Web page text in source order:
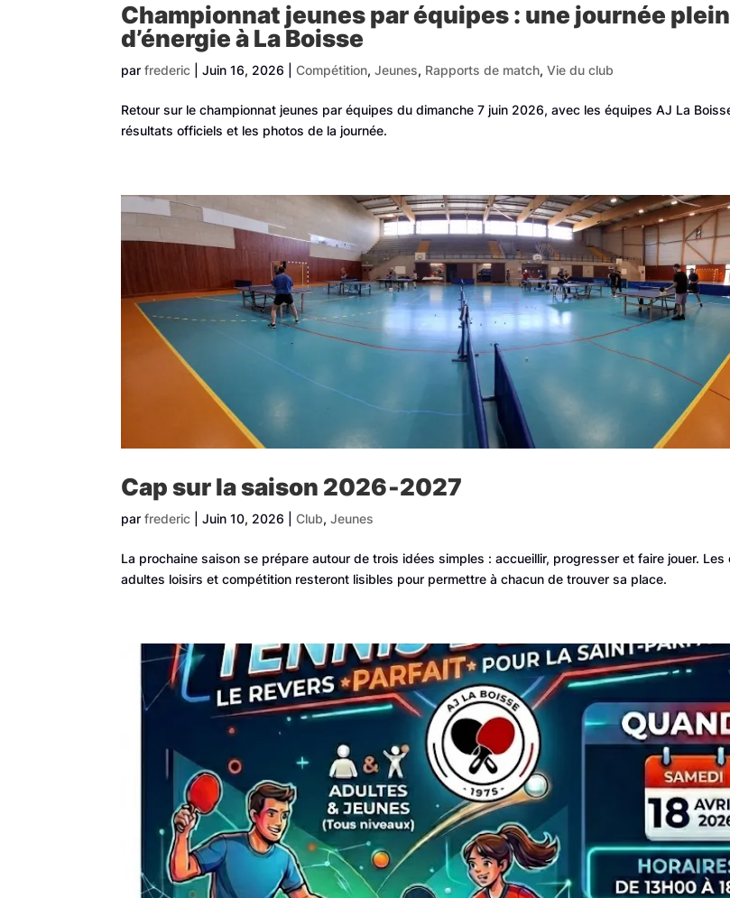
Championnat jeunes par équipes : une journée
d’énergie à La Boisse
parfrederic |Juin 16, 2026 |Compétition,Jeunes, Rapports de match,Vie du club
Retour sur le championnat jeunes par équipes du dimanche 7 juin 2026, avec les équipes AJ La
résultats officiels et les photos de la journée.
Cap sur la saison 2026‑2027
parfrederic |Juin 10, 2026 |Club,Jeunes
La prochaine saison se prépare autour de trois idées simples : accueillir, progresser et faire jouer. Les
adultes loisirs et compétition resteront lisibles pour permettre à chacun de trouver sa place.